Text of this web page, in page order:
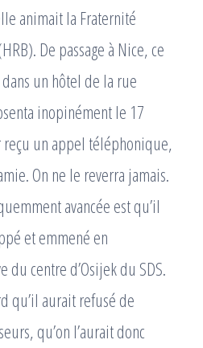
animait la Fraternité
De passage à Nice, ce
un hôtel de la rue
inopinément le 17
un appel téléphonique,
On ne le reverra jamais.
avancée est qu’il
et emmené en
du centre d’Osijek du SDS.
qu’il aurait refusé de
qu’on l’aurait donc